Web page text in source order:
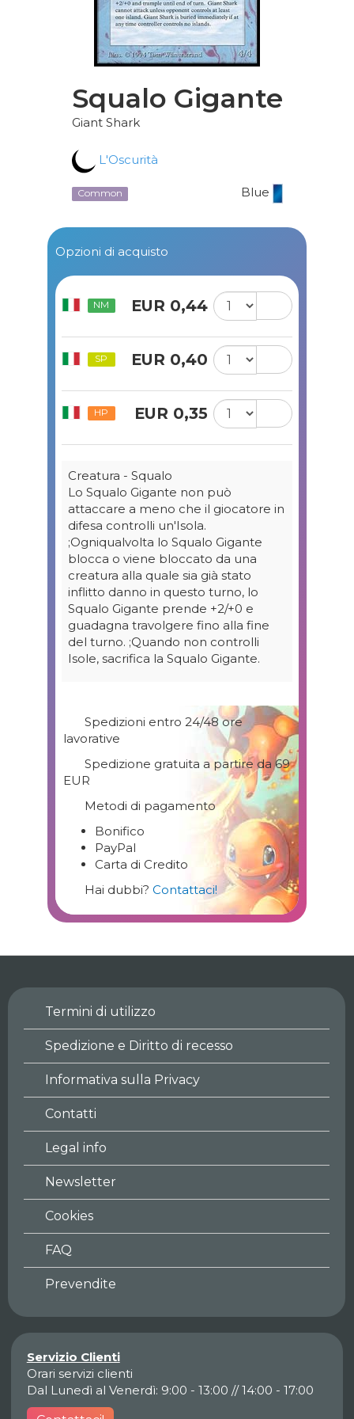
Squalo Gigante
Giant Shark
L'Oscurità
Common Blue
Opzioni di acquisto
Spedizioni entro 24/48 ore
lavorative
Spedizione gratuita a partire da 69
EUR
Metodi di pagamento
Bonifico
PayPal
Carta di Credito
Hai dubbi? Contattaci!
NM EUR 0,44
SP EUR 0,40
HP EUR 0,35
Creatura - Squalo
Lo Squalo Gigante non può
attaccare a meno che il giocatore in
difesa controlli un'Isola.
;Ogniqualvolta lo Squalo Gigante
blocca o viene bloccato da una
creatura alla quale sia già stato
inflitto danno in questo turno, lo
Squalo Gigante prende +2/+0 e
guadagna travolgere fino alla fine
del turno. ;Quando non controlli
Isole, sacrifica la Squalo Gigante.
Termini di utilizzo
Spedizione e Diritto di recesso
Informativa sulla Privacy
Contatti
Legal info
Newsletter
Cookies
FAQ
Prevendite
Servizio Clienti
Orari servizi clienti
Dal Lunedì al Venerdì: 9:00 - 13:00 // 14:00 - 17:00